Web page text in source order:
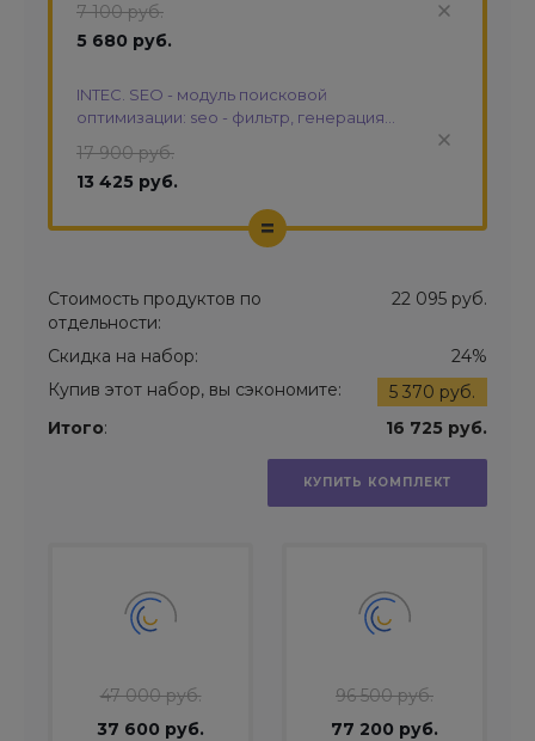
7 100 руб.
5 680 руб.
INTEC. SEO - модуль поисковой
оптимизации: seo - фильтр, генерация
17 900 руб.
13 425 руб.
=
Стоимость продуктов по
отдельности:
22 095 руб.
Скидка на набор:
24%
Купив этот набор, вы сэкономите:
5 370 руб.
Итого: 16 725 руб.
КУПИТЬ КОМПЛЕКТ
47 000 руб.
37 600 руб.
96 500 руб.
77 200 руб.